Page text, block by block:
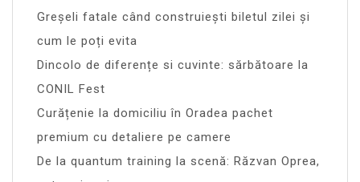
Greșeli fatale când construiești biletul zilei și
cum le poți evita
Dincolo de diferențe si cuvinte: sărbătoare la
CONIL Fest
Curățenie la domiciliu în Oradea pachet
premium cu detaliere pe camere
De la quantum training la scenă: Răzvan Oprea,